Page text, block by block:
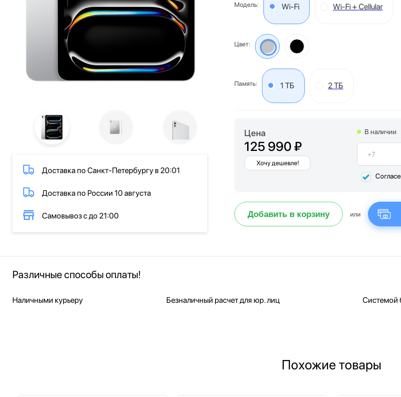
Доставка по Санкт-Петербургу в 20:01
Доставка по России 10 августа
Самовывоз с до 21:00
Модель: Wi-Fi Wi-Fi + Cellular
Цвет:
Память: 1 ТБ 2 ТБ
Цена
125 990 ₽
Хочу дешевле!
В наличии
Добавить в корзину или
Различные способы оплаты!
Наличными курьеру Безналичный расчет для юр. лиц Системой
Похожие товары